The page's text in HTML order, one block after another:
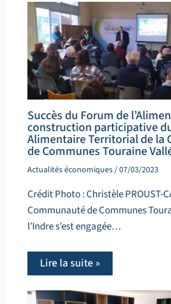
Succès du Forum de
construction participative
Alimentaire Territorial de la
de Communes Touraine
Actualités économiques/07/03/2023
Crédit Photo : Christèle PROUST-
Communauté de Communes
l’Indre s’est engagée…
Lire la suite »